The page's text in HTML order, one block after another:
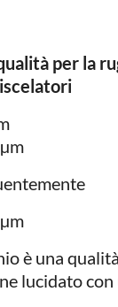
per la
è una
lucidato